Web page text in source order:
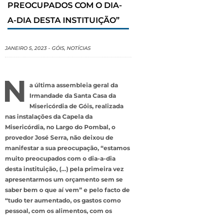
PREOCUPADOS COM O DIA-
A-DIA DESTA INSTITUIÇÃO”
JANEIRO 5, 2023 - GÓIS, NOTÍCIAS
N
a última assembleia geral da
Irmandade da Santa Casa da
Misericórdia de Góis, realizada
nas instalações da Capela da
Misericórdia, no Largo do Pombal, o
provedor José Serra, não deixou de
manifestar a sua preocupação, “estamos
muito preocupados com o dia-a-dia
desta instituição, (…) pela primeira vez
apresentarmos um orçamento sem se
saber bem o que aí vem” e pelo facto de
“tudo ter aumentado, os gastos como
pessoal, com os alimentos, com os